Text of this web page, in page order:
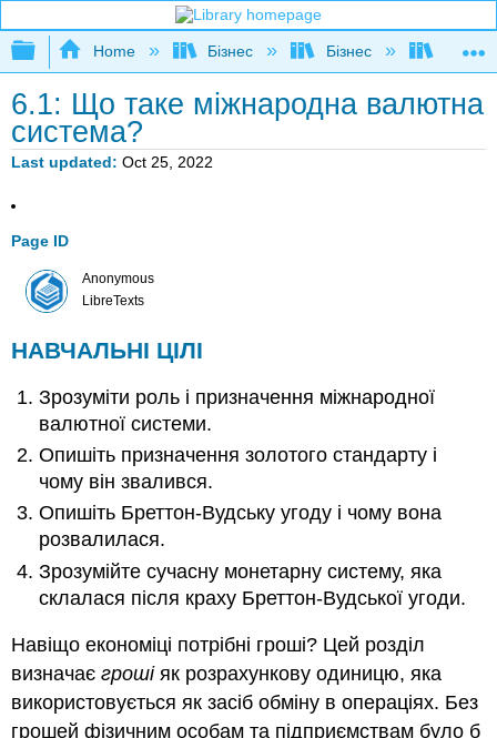
Expand/collapse global hierarchy
Home Бізнес Бізнес
6.1: Що таке міжнародна валютна
система?
Last updated Oct 25, 2022
Page ID
Anonymous
LibreTexts
НАВЧАЛЬНІ ЦІЛІ
Зрозуміти роль і призначення міжнародної
валютної системи.
Опишіть призначення золотого стандарту і
чому він звалився.
Опишіть Бреттон-Вудську угоду і чому вона
розвалилася.
Зрозумійте сучасну монетарну систему, яка
склалася після краху Бреттон-Вудської угоди.
Навіщо економіці потрібні гроші? Цей розділ
визначаєгрошіяк розрахункову одиницю, яка
використовується як засіб обміну в операціях. Без
грошей фізичним особам та підприємствам було б